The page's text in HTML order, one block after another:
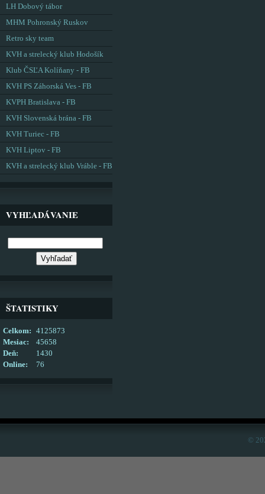
LH Dobový tábor
MHM Pohronský Ruskov
Retro sky team
KVH a strelecký klub Hodošík
Klub ČSĽA Kolíňany - FB
KVH PS Záhorská Ves - FB
KVPH Bratislava - FB
KVH Slovenská brána - FB
KVH Turiec - FB
KVH Liptov - FB
KVH a strelecký klub Vráble - FB
VYHĽADÁVANIE
ŠTATISTIKY
Online: 76
Celkom:
4125873
Mesiac:
45658
Deň:
1430
©